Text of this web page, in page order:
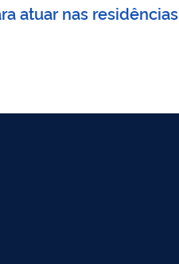
atuar nas residências